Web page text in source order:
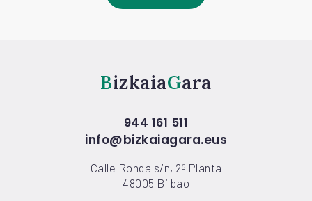
Bizkaia Gara
944 161 511
info@bizkaiagara.eus
Calle Ronda s/n, 2ª Planta
48005 Bilbao